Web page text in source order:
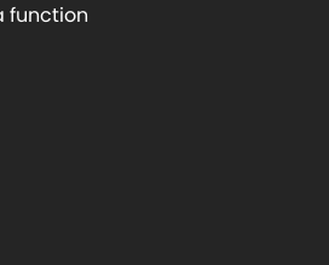
function